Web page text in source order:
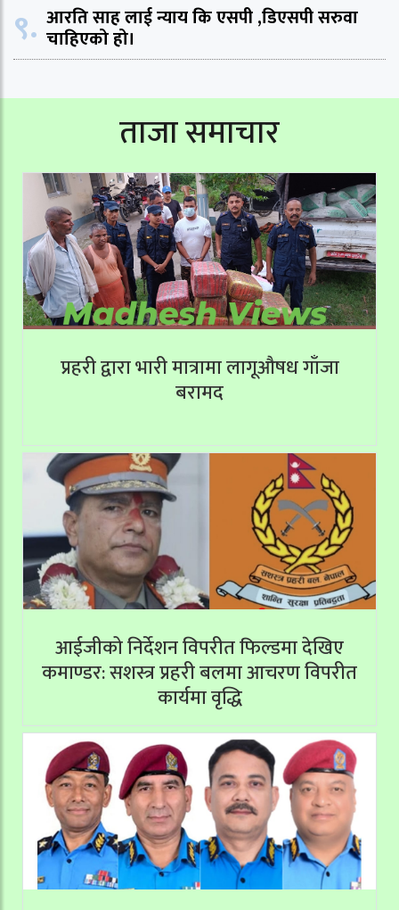
९. आरति साह लाई न्याय कि एसपी ,डिएसपी सरुवा
चाहिएको हो।
ताजा समाचार
प्रहरी द्वारा भारी मात्रामा लागूऔषध गाँजा
बरामद
आईजीको निर्देशन विपरीत फिल्डमा देखिए
कमाण्डर: सशस्त्र प्रहरी बलमा आचरण विपरीत
कार्यमा वृद्धि